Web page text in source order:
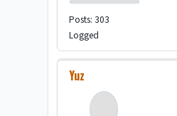
Posts: 303
Logged
Yuz